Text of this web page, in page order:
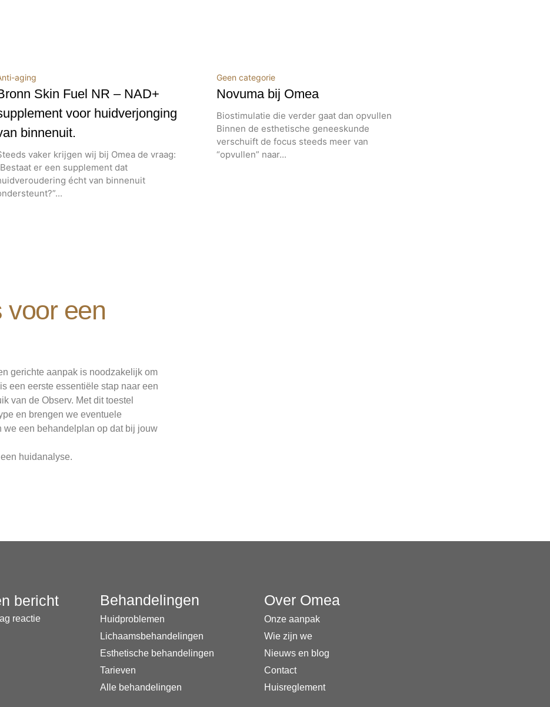
aging
Skin Fuel NR – NAD+
voor huidverjonging
binnenuit.
vaker krijgen wij bij Omea de vraag:
er een supplement dat
écht van binnenuit
Geen categorie
Novuma bij Omea
Biostimulatie die verder gaat dan opvullen
Binnen de esthetische geneeskunde
verschuift de focus steeds meer van
“opvullen” naar...
voor een
gerichte aanpak is noodzakelijk om
een eerste essentiële stap naar een
van de Observ. Met dit toestel
en brengen we eventuele
we een behandelplan op dat bij jouw
huidanalyse.
bericht
reactie
Behandelingen
Huidproblemen
Lichaamsbehandelingen
Esthetische behandelingen
Tarieven
Alle behandelingen
Over Omea
Onze aanpak
Wie zijn we
Nieuws en blog
Contact
Huisreglement